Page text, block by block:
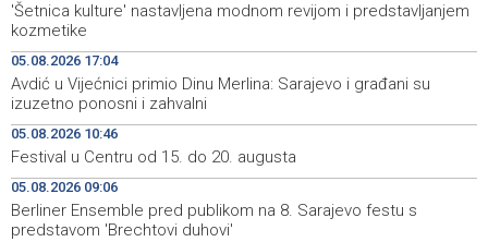
09:10
Kantonalni ured Zenica jedini prikupio više poreza nego
09:09 Travnik: Noć robotike privukla veliki broj građana (VIDEO)
09:06
Više požara zabilježeno u HNŽ-u, vatrogasci i dalje na
terenu kod Konjica
08:59
Danas u BiH sunčano i vruće, temperature od 34 do 41
stepen
'Šetnica kulture' nastavljena modnom revijom i predstavljanjem
kozmetike
05.08.2026 17:04
Avdić u Vijećnici primio Dinu Merlina: Sarajevo i građani su
izuzetno ponosni i zahvalni
05.08.2026 10:46
Festival u Centru od 15. do 20. augusta
05.08.2026 09:06
Berliner Ensemble pred publikom na 8. Sarajevo festu s
predstavom 'Brechtovi duhovi'